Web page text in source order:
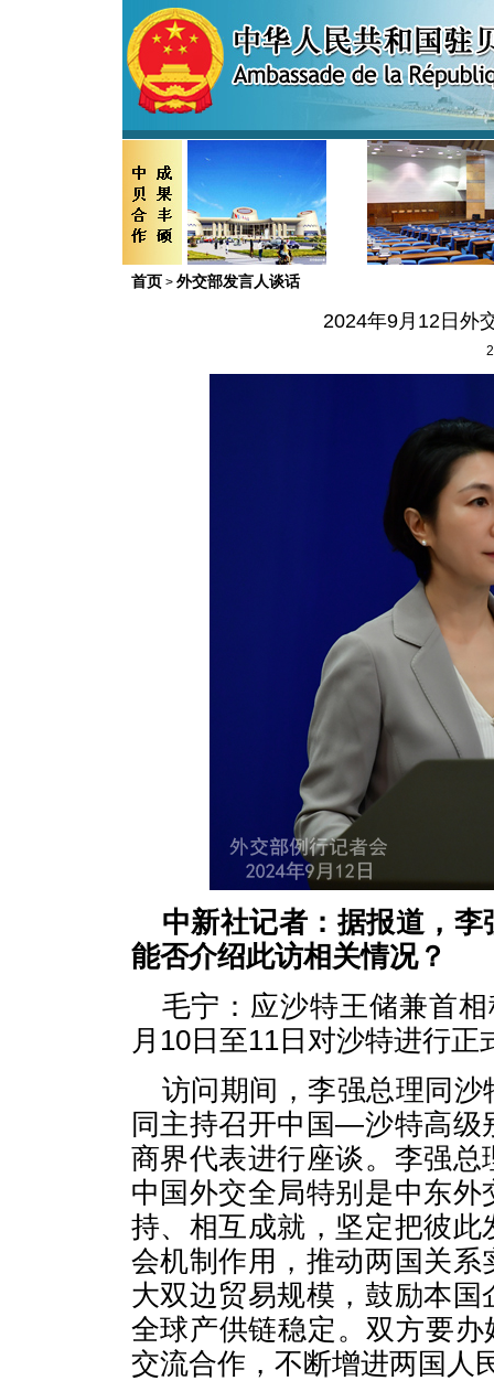
首页 > 外交部发言人谈话
2024年9月12日外
中新社记者：据报道，
能否介绍此访相关情况？
毛宁：应沙特王储兼首
月10日至11日对沙特进行正
访问期间，李强总理同
同主持召开中国—沙特高级
商界代表进行座谈。李强
中国外交全局特别是中东
持、相互成就，坚定把彼
会机制作用，推动两国关
大双边贸易规模，鼓励本
全球产供链稳定。双方要办
交流合作，不断增进两国人